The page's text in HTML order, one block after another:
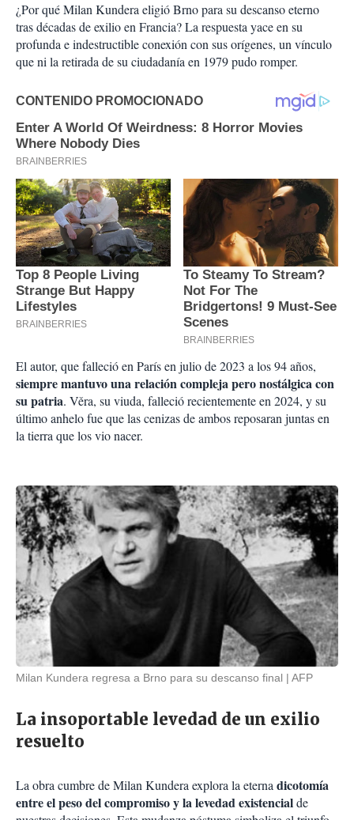
¿Por qué Milan Kundera eligió Brno para su descanso eterno
tras décadas de exilio en Francia? La respuesta yace en su
profunda e indestructible conexión con sus orígenes, un vínculo
que ni la retirada de su ciudadanía en 1979 pudo romper.
El autor, que falleció en París en julio de 2023 a los 94 años,
siempre mantuvo una relación compleja pero nostálgica con
su patria. Věra, su viuda, falleció recientemente en 2024, y su
último anhelo fue que las cenizas de ambos reposaran juntas en
la tierra que los vio nacer.
Milan Kundera regresa a Brno para su descanso final AFP
La insoportable levedad de un exilio
resuelto
La obra cumbre de Milan Kundera explora la eternadicotomía
entre el peso del compromiso y la levedad existencialde